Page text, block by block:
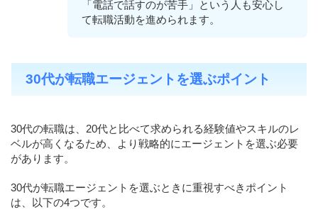
「電話で話すのが苦手」という人も安心し
て転職活動を進められます。
30代が転職エージェントを選ぶポイント
30代の転職は、20代と比べて求められる経験値やスキルのレ
ベルが高くなるため、より戦略的にエージェントを選ぶ必要
があります。
30代が転職エージェントを選ぶときに重視すべきポイント
は、以下の4つです。